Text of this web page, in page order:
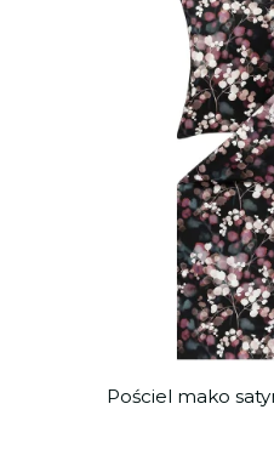
Pościel mako